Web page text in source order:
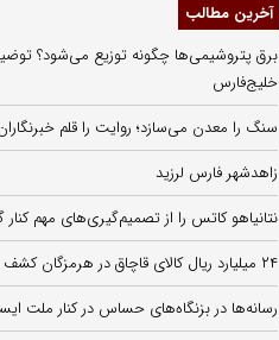
آخرین مطالب
برق پتروشیمی‌ها چگونه توزیع می‌شود؟
خلیج‌فارس
سنگ را معدن می‌سازد؛ روایت را قلم
زاهدشهر فارس لرزید
نتانیاهو کاتس را از تصمیم‌گیری‌های مهم
۲۴ میلیارد ریال کالای قاچاق در هرمزگان کشف شد
رسانه‌ها در بزنگاه‌های حساس در کنار ملت